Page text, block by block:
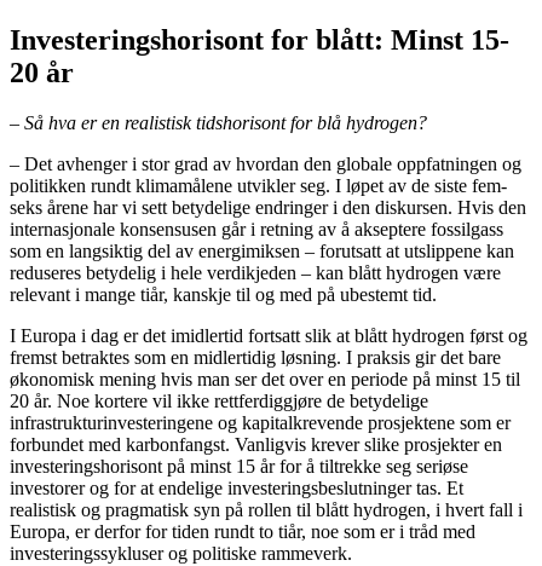
Investeringshorisont for blått: Minst 15-
20 år
– Så hva er en realistisk tidshorisont for blå hydrogen?
– Det avhenger i stor grad av hvordan den globale oppfatningen og
politikken rundt klimamålene utvikler seg. I løpet av de siste fem-
seks årene har vi sett betydelige endringer i den diskursen. Hvis den
internasjonale konsensusen går i retning av å akseptere fossilgass
som en langsiktig del av energimiksen – forutsatt at utslippene kan
reduseres betydelig i hele verdikjeden – kan blått hydrogen være
relevant i mange tiår, kanskje til og med på ubestemt tid.
I Europa i dag er det imidlertid fortsatt slik at blått hydrogen først og
fremst betraktes som en midlertidig løsning. I praksis gir det bare
økonomisk mening hvis man ser det over en periode på minst 15 til
20 år. Noe kortere vil ikke rettferdiggjøre de betydelige
infrastrukturinvesteringene og kapitalkrevende prosjektene som er
forbundet med karbonfangst. Vanligvis krever slike prosjekter en
investeringshorisont på minst 15 år for å tiltrekke seg seriøse
investorer og for at endelige investeringsbeslutninger tas. Et
realistisk og pragmatisk syn på rollen til blått hydrogen, i hvert fall i
Europa, er derfor for tiden rundt to tiår, noe som er i tråd med
investeringssykluser og politiske rammeverk.